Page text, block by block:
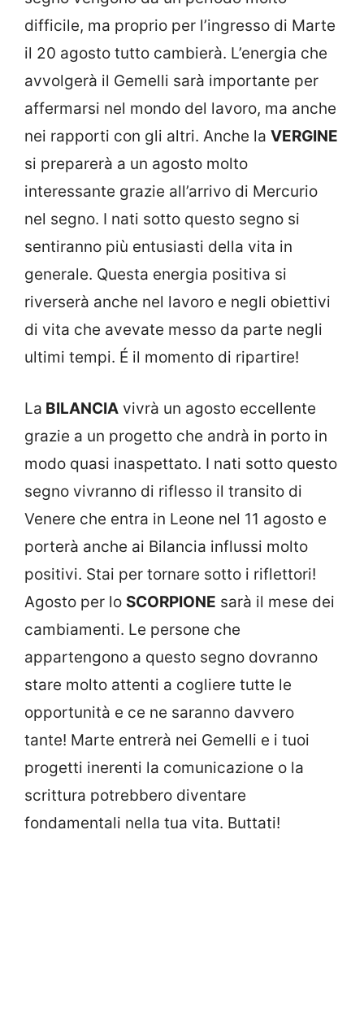
difficile, ma proprio per l’ingresso di Marte
il 20 agosto tutto cambierà. L’energia che
avvolgerà il Gemelli sarà importante per
affermarsi nel mondo del lavoro, ma anche
nei rapporti con gli altri. Anche la VERGINE
si preparerà a un agosto molto
interessante grazie all’arrivo di Mercurio
nel segno. I nati sotto questo segno si
sentiranno più entusiasti della vita in
generale. Questa energia positiva si
riverserà anche nel lavoro e negli obiettivi
di vita che avevate messo da parte negli
ultimi tempi. É il momento di ripartire!
La BILANCIA vivrà un agosto eccellente
grazie a un progetto che andrà in porto in
modo quasi inaspettato. I nati sotto questo
segno vivranno di riflesso il transito di
Venere che entra in Leone nel 11 agosto e
porterà anche ai Bilancia influssi molto
positivi. Stai per tornare sotto i riflettori!
Agosto per lo SCORPIONE sarà il mese dei
cambiamenti. Le persone che
appartengono a questo segno dovranno
stare molto attenti a cogliere tutte le
opportunità e ce ne saranno davvero
tante! Marte entrerà nei Gemelli e i tuoi
progetti inerenti la comunicazione o la
scrittura potrebbero diventare
fondamentali nella tua vita. Buttati!